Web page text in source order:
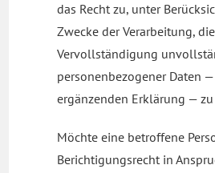
das Recht zu, unter
Zwecke der Verarbeitung, die
Vervollständigung
personenbezogener Daten
ergänzenden Erklärung —
Möchte eine betroffene
Berichtigungsrecht in